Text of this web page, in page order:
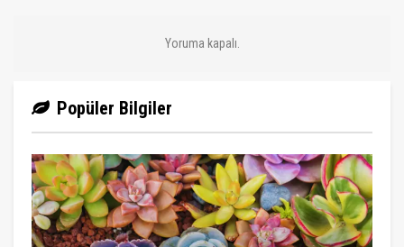
Yoruma kapalı.
Popüler Bilgiler